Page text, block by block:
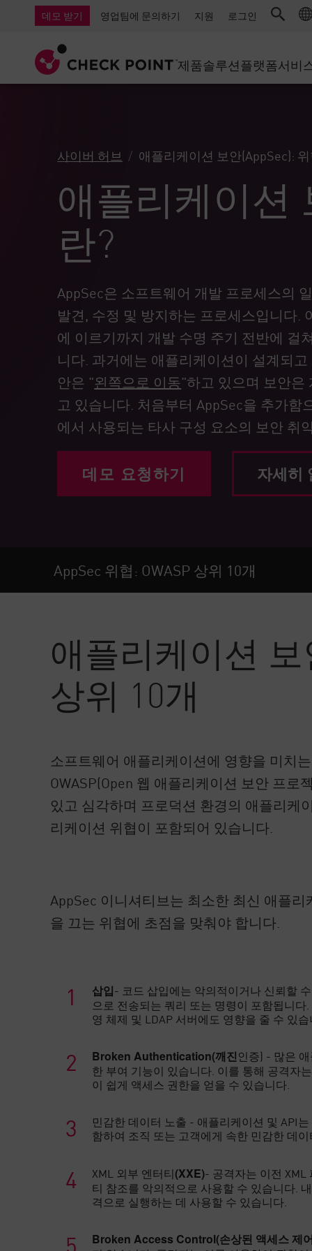
제품
중소기업을 위한 방화벽
산업용 방화벽
SD-WAN
원격 액세스 VPN
Agentic Network Security Orchestration
보안 관리 어플라이언스
AI 기반 보안 관리
업무 공간
모바일
엔드포인트
찾아보기
서비스형 소프트웨어(SaaS)
위협 인텔리전스
Exposure Prioritization
Cyber Asset Attack Surface Management
안전한 해결
Workforce AI Security
솔루션
AI Network Firewall
AI Runtime Protection
안티 랜섬웨어
IoT 보안
보안 접근
Threat
업종
플랫폼서비
탐지
응답
서비스형 관리 방화벽
전담 관리 서비스
PRO 지원
데모 받기 영업팀에 문의하기 지원 로그인
사이버 허브 애플리케이션 보안(AppSec):
애플리케이션
란?
AppSec은 소프트웨어 개발 프로세스의
발견, 수정 및 방지하는 프로세스입니다.
에 이르기까지 개발 수명 주기 전반에 걸
니다. 과거에는 애플리케이션이 설계되
안은 "왼쪽으로 이동"하고 있으며 보안은
고 있습니다. 처음부터 AppSec을 추가
에서 사용되는 타사 구성 요소의 보안 취
데모 요청하기 자세히
AppSec 위협: OWASP 상위 10개
애플리케이션
상위 10개
소프트웨어 애플리케이션에 영향을 미치
OWASP(Open 웹 애플리케이션 보안 프
있고 심각하며 프로덕션 환경의 애플리케
리케이션 위협이 포함되어 있습니다.
AppSec 이니셔티브는 최소한 최신 애플
을 끄는 위협에 초점을 맞춰야 합니다.
삽입- 코드 삽입에는 악의적이거나 신뢰할
으로 전송되는 쿼리 또는 명령이 포함됩니다
영 체제 및 LDAP 서버에도 영향을 줄 수 있
Broken Authentication(깨진인증) - 많은
한 부여 기능이 있습니다. 이를 통해 공격자
이 쉽게 액세스 권한을 얻을 수 있습니다.
민감한 데이터 노출 - 애플리케이션 및 API
함하여 조직 또는 고객에게 속한 민감한 데
XML 외부 엔터티(XXE)- 공격자는 이전 XML
티 참조를 악의적으로 사용할 수 있습니다.
격으로 실행하는 데 사용할 수 있습니다.
Broken Access Control(손상된 액세스 제